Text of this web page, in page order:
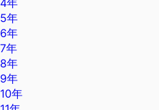
4年
5年
6年
7年
8年
9年
10年